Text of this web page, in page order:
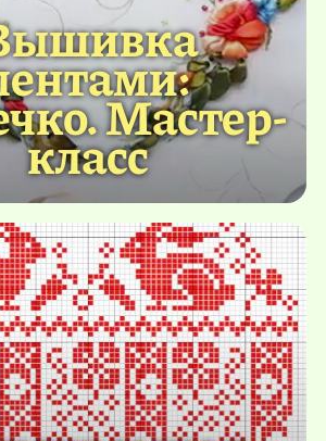
Мастер-
класс